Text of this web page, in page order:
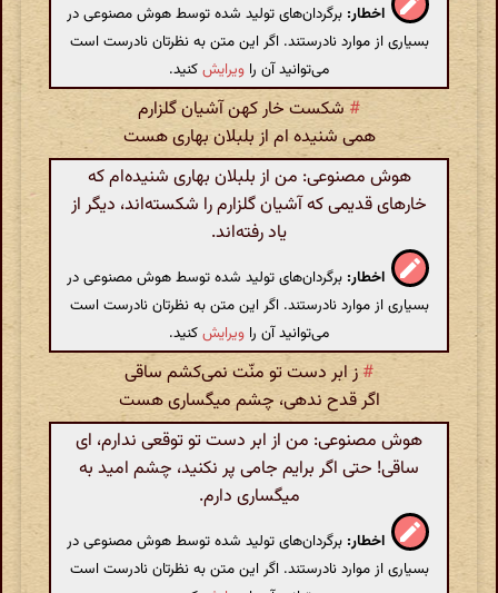
اخطار: برگردان‌های تولید شده توسط هوش مصنوعی در
بسیاری از موارد نادرستند. اگر این متن به نظرتان نادرست است
می‌توانید آن را ویرایشکنید.
#شکست خار کهن آشیان گلزارم
همی شنیده ام از بلبلان بهاری هست
هوش مصنوعی: من از بلبلان بهاری شنیده‌ام که
خارهای قدیمی که آشیان گلزارم را شکسته‌اند، دیگر از
یاد رفته‌اند.
اخطار: برگردان‌های تولید شده توسط هوش مصنوعی در
بسیاری از موارد نادرستند. اگر این متن به نظرتان نادرست است
می‌توانید آن را ویرایشکنید.
#ز ابر دست تو منّت نمی‌کشم ساقی
اگر قدح ندهی، چشم میگساری هست
هوش مصنوعی: من از ابر دست تو توقعی ندارم، ای
ساقی! حتی اگر برایم جامی پر نکنید، چشم امید به
میگساری دارم.
اخطار: برگردان‌های تولید شده توسط هوش مصنوعی در
بسیاری از موارد نادرستند. اگر این متن به نظرتان نادرست است